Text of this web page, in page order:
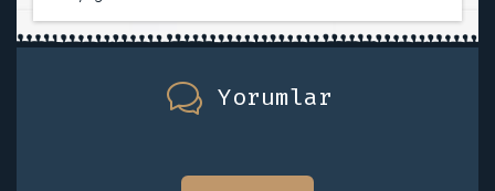
Yorumlar